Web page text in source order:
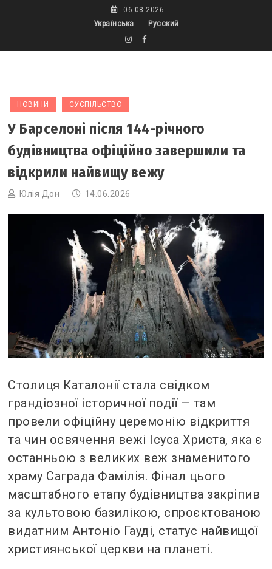
06.08.2026
Українська
Русский
НОВИНИ СУСПІЛЬСТВО
У Барселоні після 144-річного
будівництва офіційно завершили та
відкрили найвищу вежу
Юлія Дон 14.06.2026
Столиця Каталонії стала свідком
грандіозної історичної події — там
провели офіційну церемонію відкриття
та чин освячення вежі Ісуса Христа, яка є
останньою з великих веж знаменитого
храму Саграда Фамілія. Фінал цього
масштабного етапу будівництва закріпив
за культовою базилікою, спроєктованою
видатним Антоніо Гауді, статус найвищої
християнської церкви на планеті.